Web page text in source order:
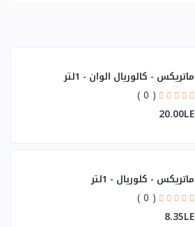
ماتريكس - كالوريال الوان - 1لتر
( 0 )
20.00LE
ماتريكس - كلوريال - 1لتر
( 0 )
8.35LE